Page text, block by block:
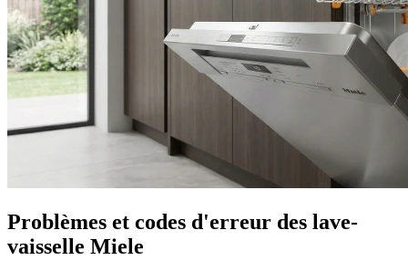
Problèmes et codes d'erreur des lave-
vaisselle Miele